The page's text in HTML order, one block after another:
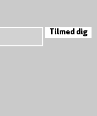
Tilmed dig